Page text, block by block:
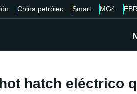
China petróleo Smart MG4
hatch eléctrico